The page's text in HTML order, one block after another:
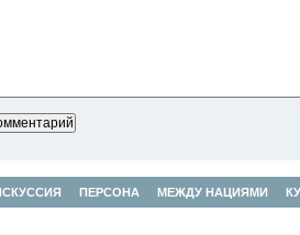
ПЕРСОНА МЕЖДУ НАЦИЯМИ